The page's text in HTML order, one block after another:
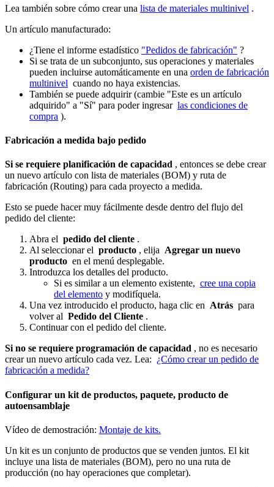
Lea también sobre cómo crear una lista de materiales multinivel .
Un artículo manufacturado:
¿Tiene el informe estadístico "Pedidos de fabricación" ?
Si se trata de un subconjunto, sus operaciones y materiales
pueden incluirse automáticamente en una orden de fabricación
multinivel cuando no haya existencias.
También se puede adquirir (cambie "Este es un artículo
adquirido" a "Sí" para poder ingresar las condiciones de
compra ).
Fabricación a medida bajo pedido
Si se requiere planificación de capacidad , entonces se debe crear
un nuevo artículo con lista de materiales (BOM) y ruta de
fabricación (Routing) para cada proyecto a medida.
Esto se puede hacer muy fácilmente desde dentro del flujo del
pedido del cliente:
Abra el pedido del cliente .
Al seleccionar el producto , elija Agregar un nuevo
producto en el menú desplegable.
Introduzca los detalles del producto.
Si es similar a un elemento existente, cree una copia
del elemento y modifíquela.
Una vez introducido el producto, haga clic en Atrás para
volver al Pedido del Cliente .
Continuar con el pedido del cliente.
Si no se requiere programación de capacidad , no es necesario
crear un nuevo artículo cada vez. Lea: ¿Cómo crear un pedido de
fabricación a medida?
Configurar un kit de productos, paquete, producto de
autoensamblaje
Vídeo de demostración: Montaje de kits.
Un kit es un conjunto de productos que se venden juntos. El kit
incluye una lista de materiales (BOM), pero no una ruta de
producción (no hay operaciones que completar).